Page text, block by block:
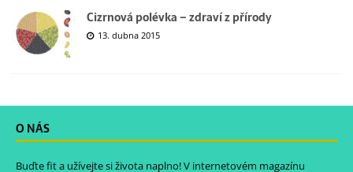
Cizrnová polévka – zdraví z přírody
13. dubna 2015
O NÁS
Buďte fit a užívejte si života naplno! V internetovém magazínu